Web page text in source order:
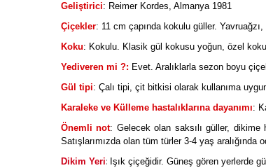
Geliştirici: Reimer Kordes, Almanya 1981
Çiçekler: 11 cm çapında kokulu güller.
Koku: Kokulu. Klasik gül kokusu yoğun, özel
Yediveren mi ?: Evet. Aralıklarla sezon boyu
Gül tipi: Çalı tipi, çit bitkisi olarak kullanıma
Karaleke ve Külleme hastalıklarına dayanımı:
Önemli not: Gelecek olan saksılı güller, dikime
Satışlarımızda olan tüm türler 3-4 yaş
Dikim Yeri: Işık çiçeğidir. Güneş gören yerlerde